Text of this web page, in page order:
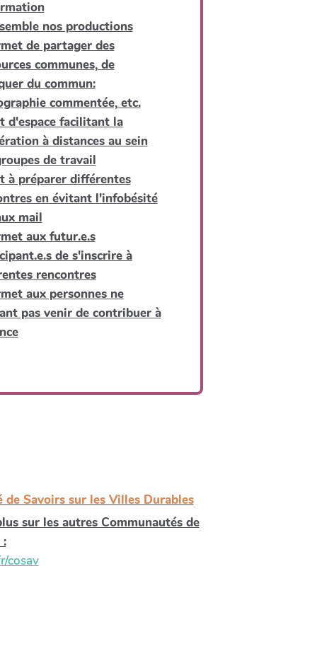
nos productions
de partager des
communes, de
du commun:
commentée, etc.
d'espace facilitant la
à distances au sein
de travail
à préparer différentes
en évitant l'infobésité
mail
aux futur.e.s
de s'inscrire à
rencontres
aux personnes ne
pas venir de contribuer à
de Savoirs sur les Villes Durables
sur les autres Communautés de
cosav